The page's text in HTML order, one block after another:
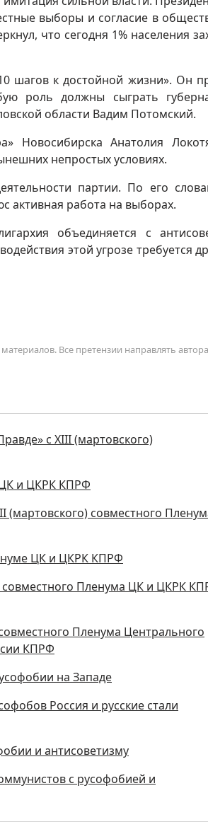
выборы и согласие в
что сегодня 1% населения
шагов к достойной жизни». Он
роль должны сыграть
области Вадим Потомский.
Новосибирска Анатолия
непростых условиях.
партии. По его
активная работа на выборах.
объединяется с
этой угрозе требуется
Все претензии направлять
с XIII (мартовского)
ЦК и ЦКРК КПРФ
(мартовского) совместного
ЦК и ЦКРК КПРФ
Пленума ЦК и ЦКРК
Пленума Центрального
КПРФ
на Западе
Россия и русские стали
и антисоветизму
с русофобией и